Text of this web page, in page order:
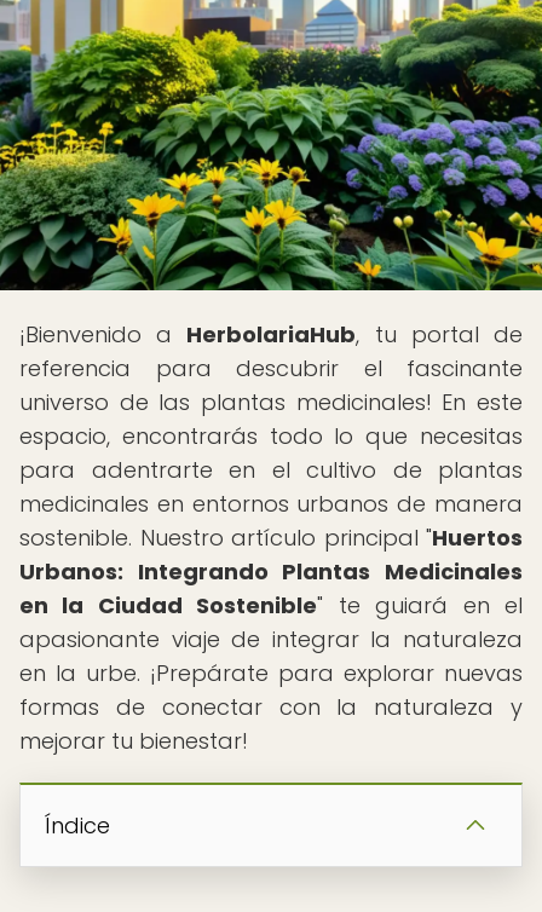
¡Bienvenido a HerbolariaHub, tu portal de
referencia para descubrir el fascinante
universo de las plantas medicinales! En este
espacio, encontrarás todo lo que necesitas
para adentrarte en el cultivo de plantas
medicinales en entornos urbanos de manera
sostenible. Nuestro artículo principal "Huertos
Urbanos: Integrando Plantas Medicinales
en la Ciudad Sostenible" te guiará en el
apasionante viaje de integrar la naturaleza
en la urbe. ¡Prepárate para explorar nuevas
formas de conectar con la naturaleza y
mejorar tu bienestar!
Índice